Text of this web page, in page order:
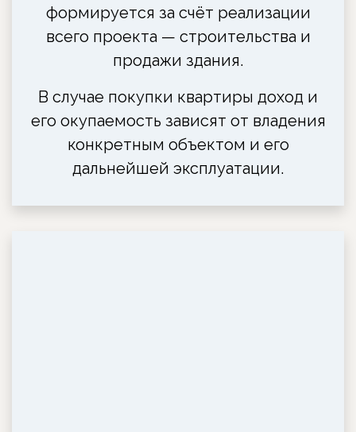
формируется за счёт реализации
всего проекта — строительства и
продажи здания.
В случае покупки квартиры доход и
его окупаемость зависят от владения
конкретным объектом и его
дальнейшей эксплуатации.